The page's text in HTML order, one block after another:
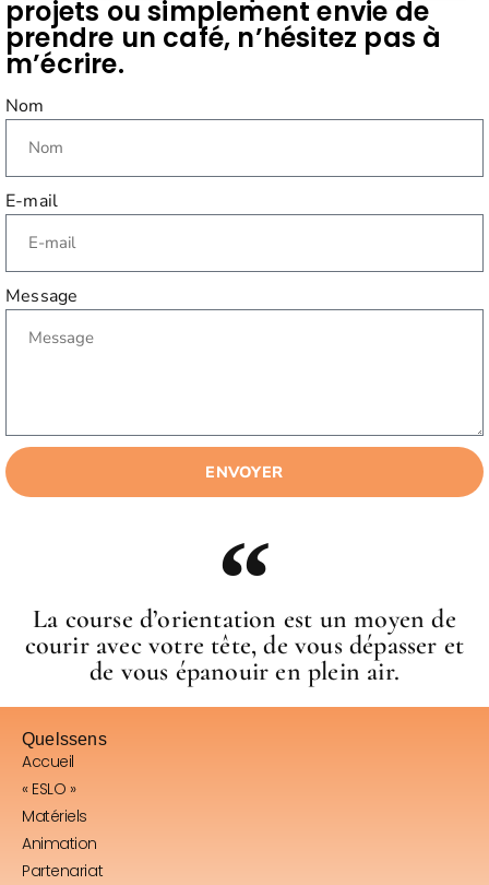
projets ou simplement envie de
prendre un café, n’hésitez pas à
m’écrire.
Nom
E-mail
Message
ENVOYER
La course d’orientation est un moyen de
courir avec votre tête, de vous dépasser et
de vous épanouir en plein air.
Quelssens
Accueil
« ESLO »
Matériels
Animation
Partenariat